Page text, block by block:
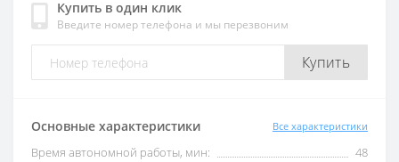
Купить в один клик
Введите номер телефона и мы перезвоним
Купить
Основные характеристики Все характеристики
Время автономной работы, мин:
48